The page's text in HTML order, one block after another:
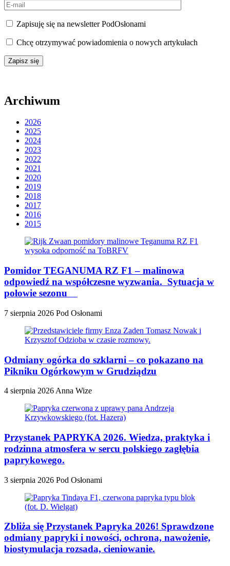
Zapisuję się na newsletter PodOsłonami
Chcę otrzymywać powiadomienia o nowych artykułach
Archiwum
2026
2025
2024
2023
2022
2021
2020
2019
2018
2017
2016
2015
Pomidor TEGANUMA RZ F1 – malinowa
odpowiedź na współczesne wyzwania. Sytuacja w
połowie sezonu
7 sierpnia 2026 Pod Osłonami
Odmiany ogórka do szklarni – co pokazano na
Pikniku Ogórkowym w Grudziądzu
4 sierpnia 2026 Anna Wize
Przystanek PAPRYKA 2026. Wiedza, praktyka i
rodzinna atmosfera w sercu polskiego zagłębia
paprykowego.
3 sierpnia 2026 Pod Osłonami
Zbliża się Przystanek Papryka 2026! Sprawdzone
odmiany papryki i nowości, ochrona, nawożenie,
biostymulacja rozsada, cieniowanie.